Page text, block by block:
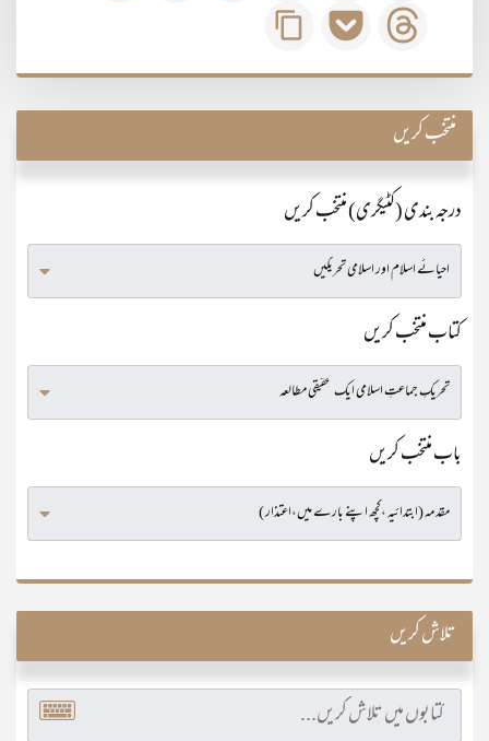
منتخب کریں
درجہ بندی (کٹیگری) منتخب کریں
کتاب منتخب کریں
باب منتخب کریں
تلاش کریں